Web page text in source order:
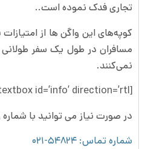
تجاری فدک نموده است..
کوپه‌های این واگن ها از
مسافران در طول یک سفر
نمی‌کنند.
[stextbox id=’info’ direction=’rtl’]
در صورت نیاز می توانید با شماره
شماره تماس: ۵۴۸۲۴-۰۲۱